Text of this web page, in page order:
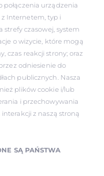
urządzenia
Internetem, typ i
czasowej, system
o wizycie, które mogą
czas reakcji strony; oraz
odniesienie do
publicznych. Nasza
plików cookie i/lub
i przechowywania
z naszą stroną
SĄ PAŃSTWA